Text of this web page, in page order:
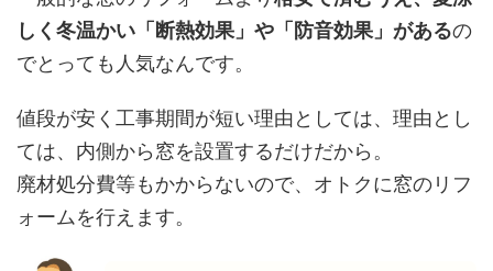
しく冬温かい「断熱効果」や「防音効果」があるの
でとっても人気なんです。
値段が安く工事期間が短い理由としては、理由とし
ては、内側から窓を設置するだけだから。
廃材処分費等もかからないので、オトクに窓のリフ
ォームを行えます。